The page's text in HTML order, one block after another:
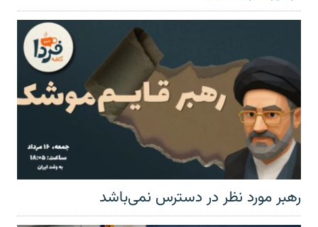
رهبر مورد نظر در دسترس نمی‌باشد